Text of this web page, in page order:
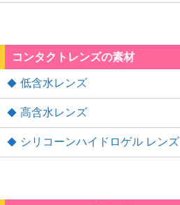
コンタクトレンズの素材
低含水レンズ
高含水レンズ
シリコーンハイドロゲル レンズ